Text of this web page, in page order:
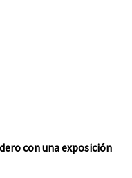
con una exposición